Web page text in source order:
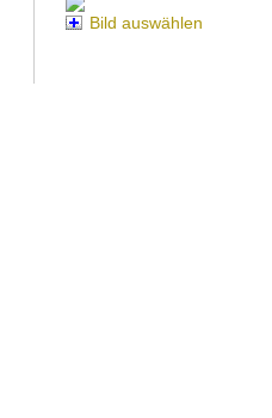
Bild auswählen